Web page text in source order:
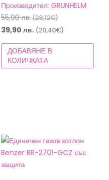
Производител: GRUNHELM
55,00лв.(28,12€)Original
price
was:
39,90 лв.(20,40€)Текущата
цена
39,90 лв.
ДОБАВЯНЕ В
КОЛИЧКАТА